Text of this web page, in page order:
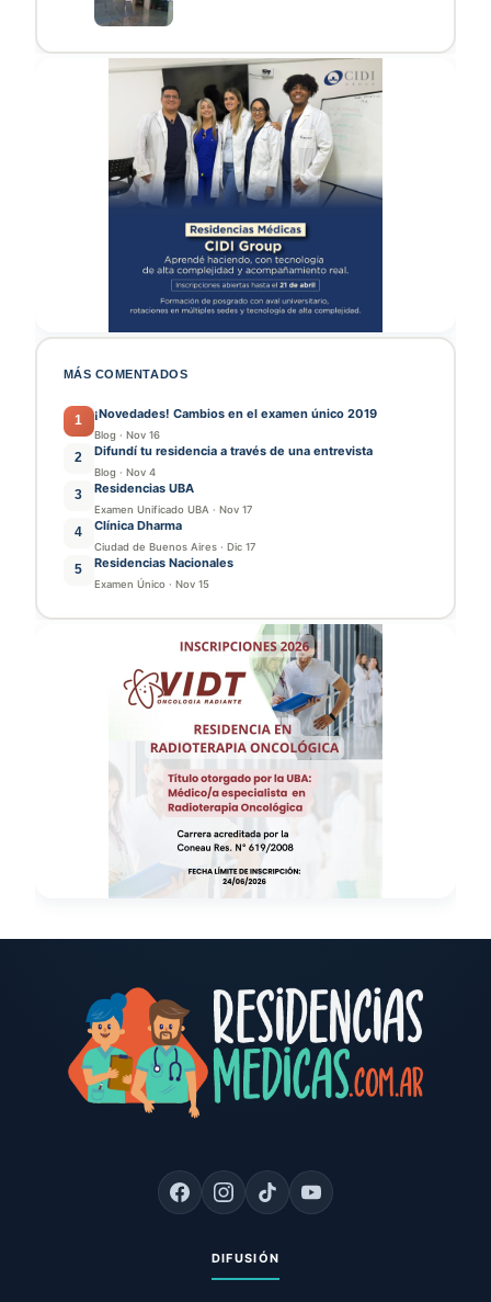
MÁS COMENTADOS
1 ¡Novedades! Cambios en el examen único 2019
Blog · Nov 16
2 Difundí tu residencia a través de una entrevista
Blog · Nov 4
3 Residencias UBA
Examen Unificado UBA · Nov 17
4 Clínica Dharma
Ciudad de Buenos Aires · Dic 17
5 Residencias Nacionales
Examen Único · Nov 15
DIFUSIÓN